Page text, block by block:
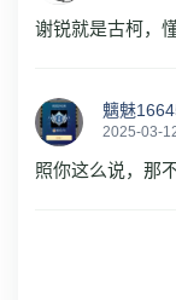
谢锐就是古柯，
魑魅
2025-03-
照你这么说，那